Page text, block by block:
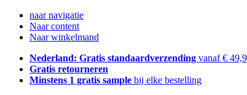
naar navigatie
Naar content
Naar winkelmand
Nederland: Gratis standaardverzending vanaf €
Gratis retourneren
Minstens 1 gratis sample bij elke bestelling